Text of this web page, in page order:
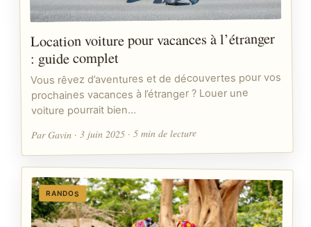
Location voiture pour vacances à l’étranger
: guide complet
Vous rêvez d’aventures et de découvertes pour vos
prochaines vacances à l’étranger ? Louer une
voiture pourrait bien…
Par Gavin · 3 juin 2025 · 5 min de lecture
RANDOS